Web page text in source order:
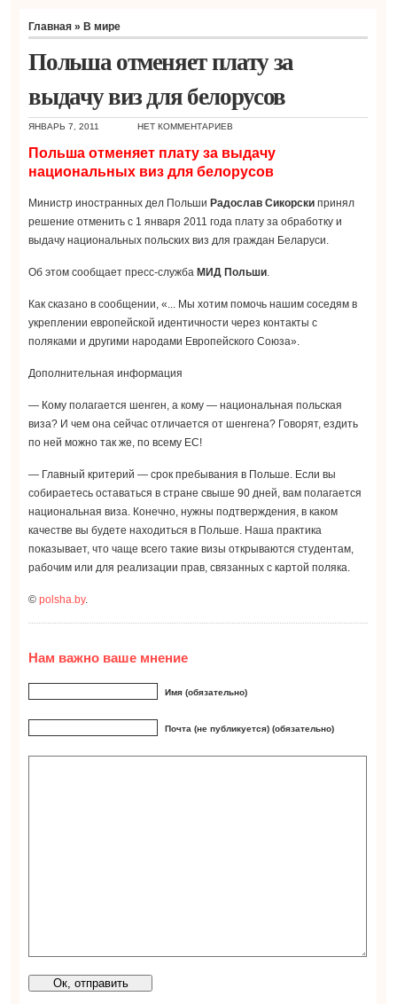
Главная » В мире
Польша отменяет плату за
выдачу виз для белорусов
ЯНВАРЬ 7, 2011 НЕТ КОММЕНТАРИЕВ
Польша отменяет плату за выдачу
национальных виз для белорусов
Министр иностранных дел Польши Радослав Сикорски принял
решение отменить с 1 января 2011 года плату за обработку и
выдачу национальных польских виз для граждан Беларуси.
Об этом сообщает пресс-служба МИД Польши.
Как сказано в сообщении, «... Мы хотим помочь нашим соседям в
укреплении европейской идентичности через контакты с
поляками и другими народами Европейского Союза».
Дополнительная информация
— Кому полагается шенген, а кому — национальная польская
виза? И чем она сейчас отличается от шенгена? Говорят, ездить
по ней можно так же, по всему ЕС!
— Главный критерий — срок пребывания в Польше. Если вы
собираетесь оставаться в стране свыше 90 дней, вам полагается
национальная виза. Конечно, нужны подтверждения, в каком
качестве вы будете находиться в Польше. Наша практика
показывает, что чаще всего такие визы открываются студентам,
рабочим или для реализации прав, связанных с картой поляка.
©polsha.by.
Нам важно ваше мнение
Имя (обязательно)
Почта (не публикуется) (обязательно)